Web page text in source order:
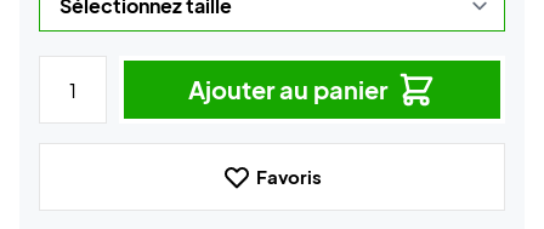
Ajouter au panier
Favoris